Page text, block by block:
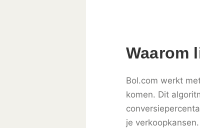
Waarom
Bol.com werkt
komen. Dit
je verkoopkansen.